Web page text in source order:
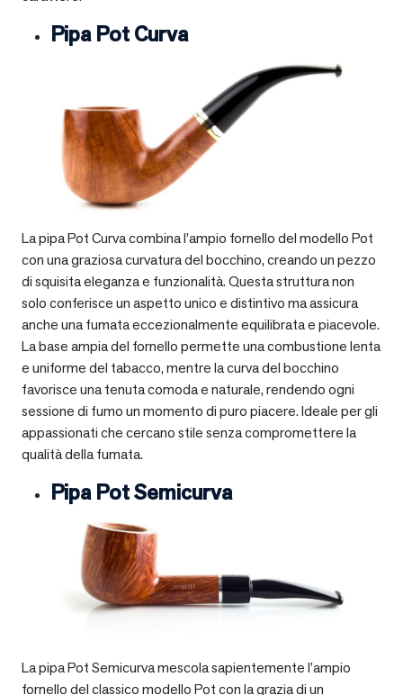
Pipa Pot Curva
La pipa Pot Curva combina l’ampio fornello del modello Pot
con una graziosa curvatura del bocchino, creando un pezzo
di squisita eleganza e funzionalità. Questa struttura non
solo conferisce un aspetto unico e distintivo ma assicura
anche una fumata eccezionalmente equilibrata e piacevole.
La base ampia del fornello permette una combustione lenta
e uniforme del tabacco, mentre la curva del bocchino
favorisce una tenuta comoda e naturale, rendendo ogni
sessione di fumo un momento di puro piacere. Ideale per gli
appassionati che cercano stile senza compromettere la
qualità della fumata.
Pipa Pot Semicurva
La pipa Pot Semicurva mescola sapientemente l’ampio
fornello del classico modello Pot con la grazia di un